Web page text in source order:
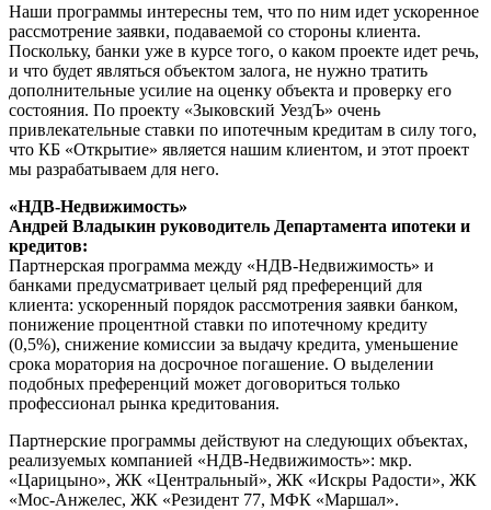
Наши программы интересны тем, что по ним идет ускоренное
рассмотрение заявки, подаваемой со стороны клиента.
Поскольку, банки уже в курсе того, о каком проекте идет речь,
и что будет являться объектом залога, не нужно тратить
дополнительные усилие на оценку объекта и проверку его
состояния. По проекту «Зыковский УездЪ» очень
привлекательные ставки по ипотечным кредитам в силу того,
что КБ «Открытие» является нашим клиентом, и этот проект
мы разрабатываем для него.
«НДВ-Недвижимость»
Андрей Владыкин руководитель Департамента ипотеки и
кредитов:
Партнерская программа между «НДВ-Недвижимость» и
банками предусматривает целый ряд преференций для
клиента: ускоренный порядок рассмотрения заявки банком,
понижение процентной ставки по ипотечному кредиту
(0,5%), снижение комиссии за выдачу кредита, уменьшение
срока моратория на досрочное погашение. О выделении
подобных преференций может договориться только
профессионал рынка кредитования.
Партнерские программы действуют на следующих объектах,
реализуемых компанией «НДВ-Недвижимость»: мкр.
«Царицыно», ЖК «Центральный», ЖК «Искры Радости», ЖК
«Мос-Анжелес, ЖК «Резидент 77, МФК «Маршал».